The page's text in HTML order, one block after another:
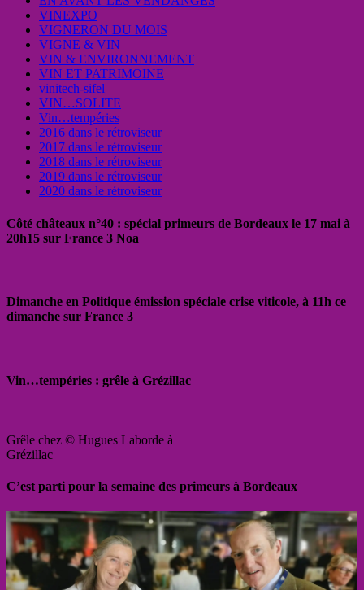
VINEXPO
VIGNERON DU MOIS
VIGNE & VIN
VIN & ENVIRONNEMENT
VIN ET PATRIMOINE
vinitech-sifel
VIN…SOLITE
Vin…tempéries
2016 dans le rétroviseur
2017 dans le rétroviseur
2018 dans le rétroviseur
2019 dans le rétroviseur
2020 dans le rétroviseur
Côté châteaux n°40 : spécial primeurs de Bordeaux le 17 mai à
20h15 sur France 3 Noa
Dimanche en Politique émission spéciale crise viticole, à 11h ce
dimanche sur France 3
Vin…tempéries : grêle à Grézillac
Grêle chez © Hugues Laborde à
Grézillac
C’est parti pour la semaine des primeurs à Bordeaux